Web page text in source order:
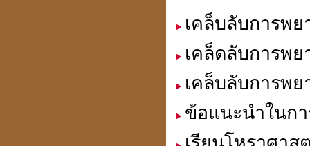
เคล็บลับการพย
เคล็ดลับการพย
เคล็บลับการพย
ข้อแนะนำในก